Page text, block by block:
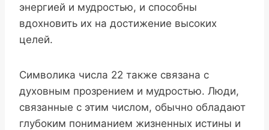
энергией и мудростью, и способны
вдохновить их на достижение высоких
целей.
Символика числа 22 также связана с
духовным прозрением и мудростью. Люди,
связанные с этим числом, обычно обладают
глубоким пониманием жизненных истины и